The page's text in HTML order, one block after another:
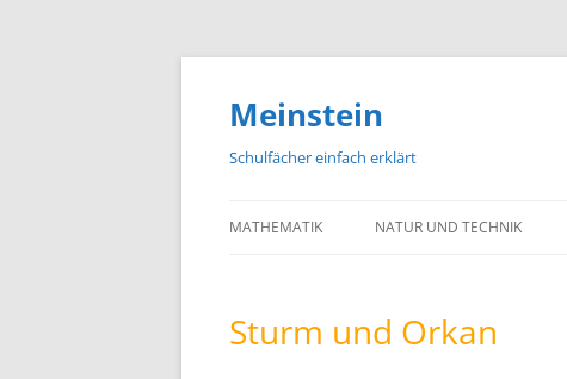
Meinstein
Schulfächer einfach erklärt
MATHEMATIK NATUR UND TECHNIK
PHYSIK
Sturm und Orkan